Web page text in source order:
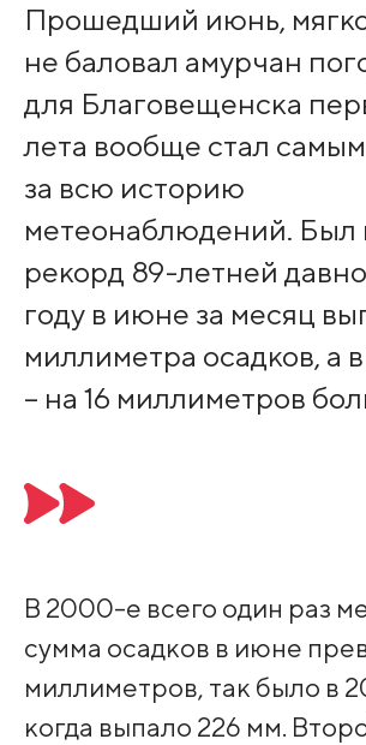
Прошедший июнь,
не баловал амурчан
для Благовещенска
лета вообще стал
за всю историю
метеонаблюдений. Был
рекорд 89-летней
году в июне за месяц
миллиметра осадков, а
– на 16 миллиметров
В 2000-е всего один раз
сумма осадков в июне
миллиметров, так было в
когда выпало 226 мм.